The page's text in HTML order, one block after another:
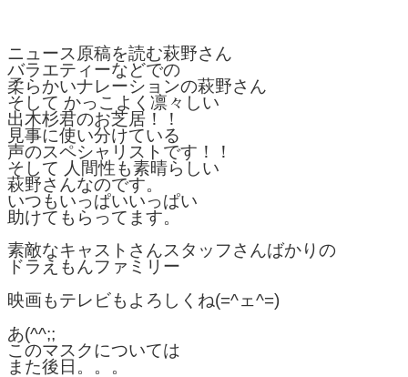
ニュース原稿を読む萩野さん
バラエティーなどでの
柔らかいナレーションの萩野さん
そして かっこよく凛々しい
出木杉君のお芝居！！
見事に使い分けている
声のスペシャリストです！！
そして 人間性も素晴らしい
萩野さんなのです。
いつもいっぱいいっぱい
助けてもらってます。
素敵なキャストさんスタッフさんばかりの
ドラえもんファミリー
映画もテレビもよろしくね(=^ェ^=)
あ(^^;;
このマスクについては
また後日。。。